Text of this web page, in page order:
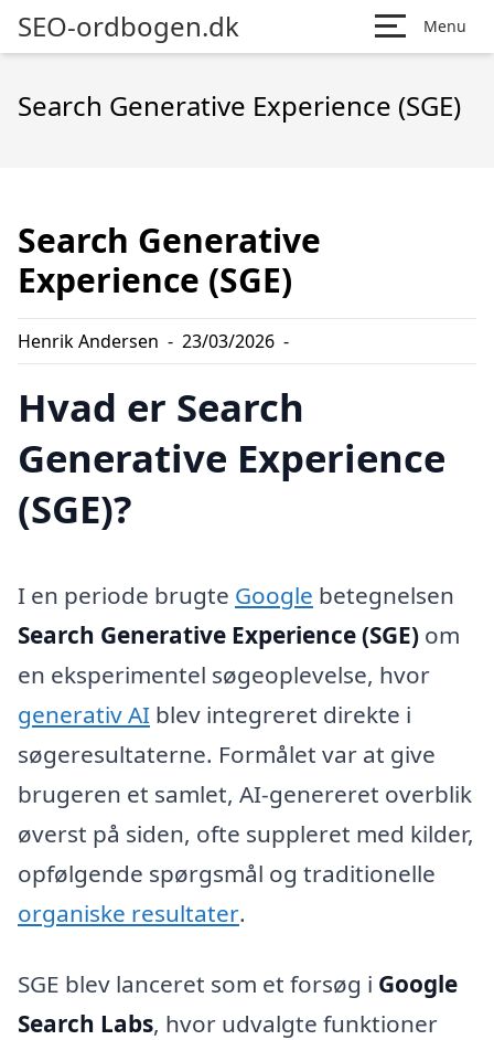
SEO-ordbogen.dk Menu
Search Generative Experience (SGE)
Search Generative
Experience (SGE)
Henrik Andersen - 23/03/2026 -
Hvad er Search
Generative Experience
(SGE)?
I en periode brugte Google betegnelsen
Search Generative Experience (SGE) om
en eksperimentel søgeoplevelse, hvor
generativ AI blev integreret direkte i
søgeresultaterne. Formålet var at give
brugeren et samlet, AI-genereret overblik
øverst på siden, ofte suppleret med kilder,
opfølgende spørgsmål og traditionelle
organiske resultater.
SGE blev lanceret som et forsøg i Google
Search Labs, hvor udvalgte funktioner